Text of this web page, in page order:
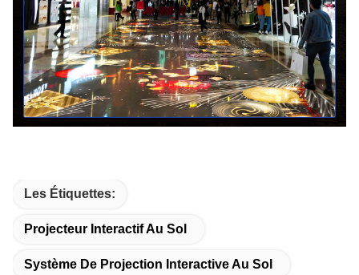
Les Étiquettes:
Projecteur Interactif Au Sol
Système De Projection Interactive Au Sol